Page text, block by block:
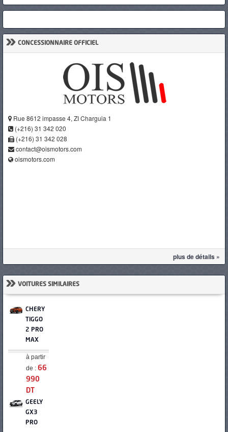
» CONCESSIONNAIRE OFFICIEL
Rue 8612 impasse 4, ZI Charguia 1
(+216) 31 342 020
(+216) 31 342 028
contact@oismotors.com
oismotors.com
plus de détails »
» VOITURES SIMILAIRES
CHERY
TIGGO
2 PRO
MAX
à partir
de : 66
990
DT
GEELY
GX3
PRO